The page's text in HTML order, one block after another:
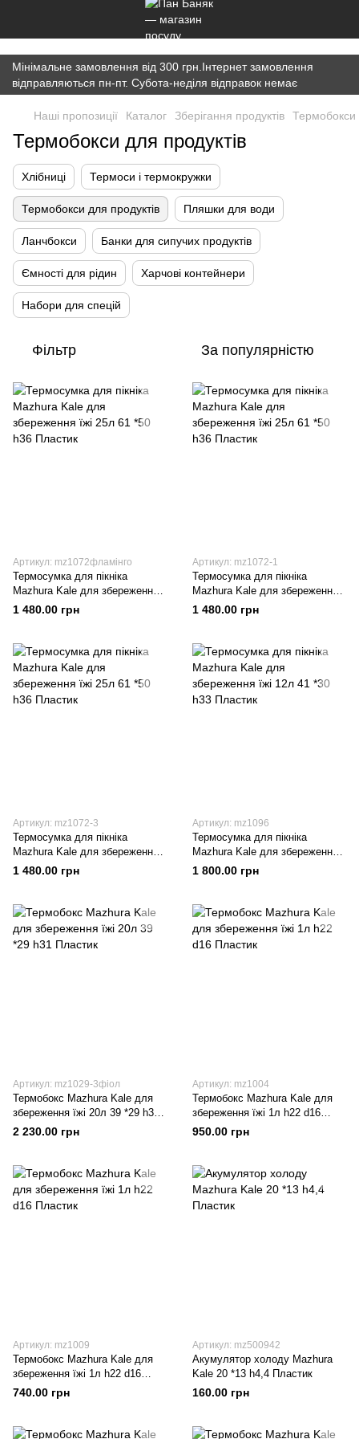
})(window,document,'script','dataLayer','GTM-K7JWBM2W');
Мінімальне замовлення від 300 грн.Інтернет замовлення
відправляються пн-пт. Субота-неділя відправок немає
Наші пропозиції Каталог Зберігання продуктів Термобокси
Термобокси для продуктів
Хлібниці Термоси і термокружки
Термобокси для продуктів Пляшки для води
Ланчбокси Банки для сипучих продуктів
Ємності для рідин Харчові контейнери
Набори для спецій
Фільтр За популярністю
Артикул: mz1072фламінго
Термосумка для пікніка
Mazhura Kale для збереження
їжі 25л 61 *50 h36 Пластик
1 480.00 грн
Артикул: mz1072-1
Термосумка для пікніка
Mazhura Kale для збереження
їжі 25л 61 *50 h36 Пластик
1 480.00 грн
Артикул: mz1072-3
Термосумка для пікніка
Mazhura Kale для збереження
їжі 25л 61 *50 h36 Пластик
1 480.00 грн
Артикул: mz1096
Термосумка для пікніка
Mazhura Kale для збереження
їжі 12л 41 *30 h33 Пластик
1 800.00 грн
Артикул: mz1029-3фіол
Термобокс Mazhura Kale для
збереження їжі 20л 39 *29 h31
Пластик
2 230.00 грн
Артикул: mz1004
Термобокс Mazhura Kale для
збереження їжі 1л h22 d16
Пластик
950.00 грн
Артикул: mz1009
Термобокс Mazhura Kale для
збереження їжі 1л h22 d16
Пластик
740.00 грн
Артикул: mz500942
Акумулятор холоду Mazhura
Kale 20 *13 h4,4 Пластик
160.00 грн